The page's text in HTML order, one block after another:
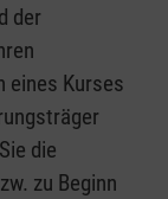
der
eines Kurses
die
zu Beginn